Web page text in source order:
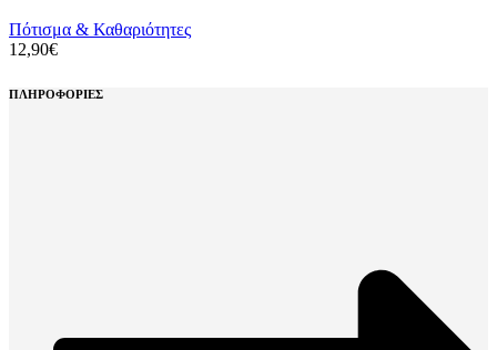
Πότισμα & Καθαριότητες
12,90€
ΠΛΗΡΟΦΟΡΙΕΣ